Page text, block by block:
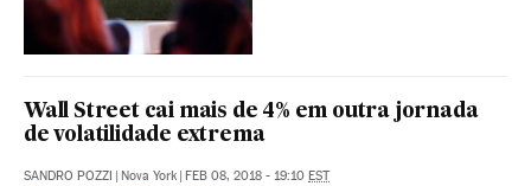
Wall Street cai mais de 4% em outra jornada
de volatilidade extrema
SANDRO POZZI | Nova York | FEB 08, 2018 - 19:10 EST